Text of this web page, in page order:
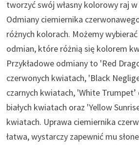
tworzyć swój własny kolorowy raj
Odmiany ciemiernika
różnych kolorach. Możemy
odmian, które różnią się kolorem
Przykładowe odmiany to 'Red
czerwonych kwiatach, 'Black
czarnych kwiatach, 'White
białych kwiatach oraz 'Yellow
kwiatach. Uprawa ciemiernika
łatwa, wystarczy zapewnić mu